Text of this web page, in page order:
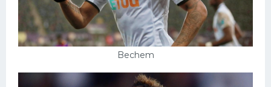
Bechem